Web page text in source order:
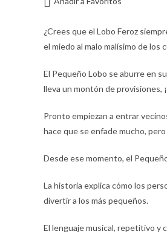
¿Crees que el Lobo Feroz
el miedo al malo malísimo de los
El Pequeño Lobo se aburre en
lleva un montón de provisiones,
Pronto empiezan a entrar
hace que se enfade mucho,
Desde ese momento, el
La historia explica cómo los
divertir a los más pequeños.
El lenguaje musical, repetitivo y